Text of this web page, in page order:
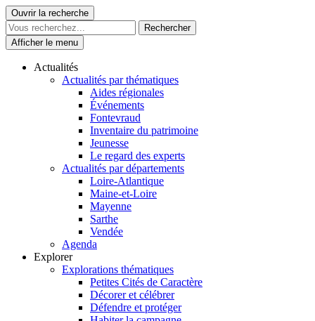
Skip
to
content
Le Patrimoine se vit ici
Ouvrir la recherche
Afficher le menu
Actualités
Actualités par thématiques
Aides régionales
Événements
Fontevraud
Inventaire du patrimoine
Jeunesse
Le regard des experts
Actualités par départements
Loire-Atlantique
Maine-et-Loire
Mayenne
Sarthe
Vendée
Agenda
Explorer
Explorations thématiques
Petites Cités de Caractère
Décorer et célébrer
Défendre et protéger